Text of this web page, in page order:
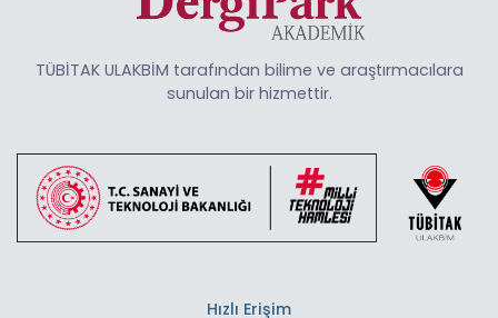
TÜBİTAK ULAKBİM tarafından bilime ve araştırmacılara
sunulan bir hizmettir.
Hızlı Erişim